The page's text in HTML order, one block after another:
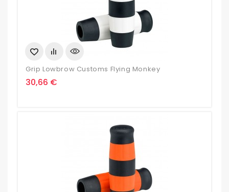
Grip Lowbrow Customs Flying Monkey
Prix
30,66 €